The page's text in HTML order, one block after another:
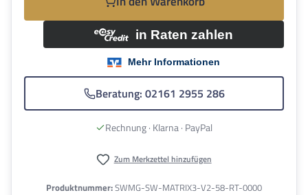
Beratung: 02161 2955 286
Rechnung · Klarna · PayPal
Zum Merkzettel hinzufügen
Produktnummer:SWMG-SW-MATRIX3-V2-58-RT-0000